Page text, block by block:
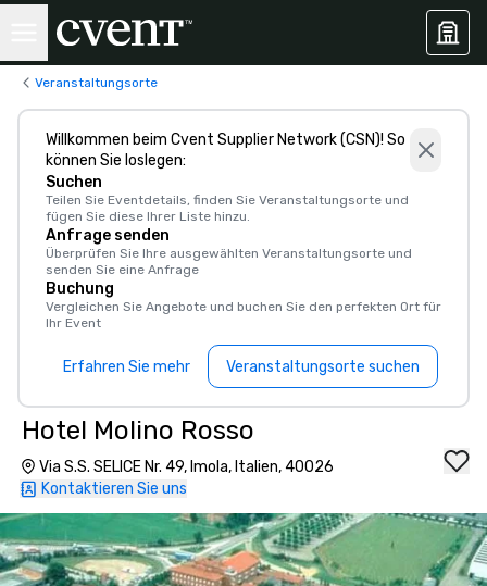
Veranstaltungsorte
Willkommen beim Cvent Supplier Network (CSN)! So
können Sie loslegen:
Suchen
Teilen Sie Eventdetails, finden Sie Veranstaltungsorte und
fügen Sie diese Ihrer Liste hinzu.
Anfrage senden
Überprüfen Sie Ihre ausgewählten Veranstaltungsorte und
senden Sie eine Anfrage
Buchung
Vergleichen Sie Angebote und buchen Sie den perfekten Ort für
Ihr Event
Erfahren Sie mehr Veranstaltungsorte suchen
Hotel Molino Rosso
Via S.S. SELICE Nr. 49, Imola, Italien, 40026
Kontaktieren Sie uns